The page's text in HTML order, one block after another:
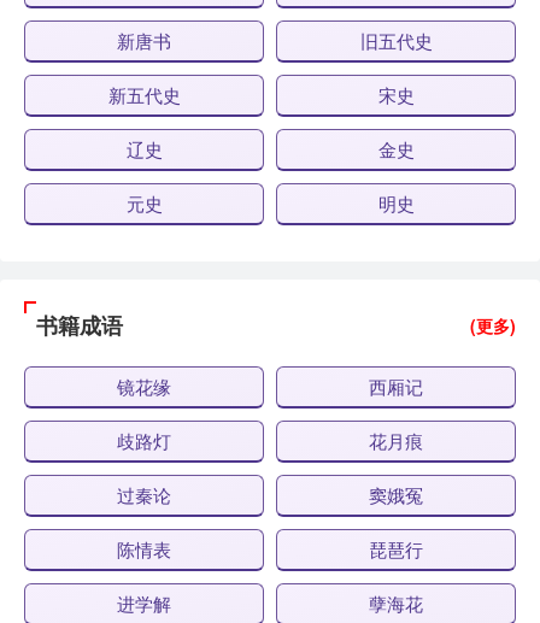
新唐书 旧五代史
新五代史 宋史
辽史 金史
元史 明史
书籍成语 (更多)
镜花缘 西厢记
歧路灯 花月痕
过秦论 窦娥冤
陈情表 琵琶行
进学解 孽海花